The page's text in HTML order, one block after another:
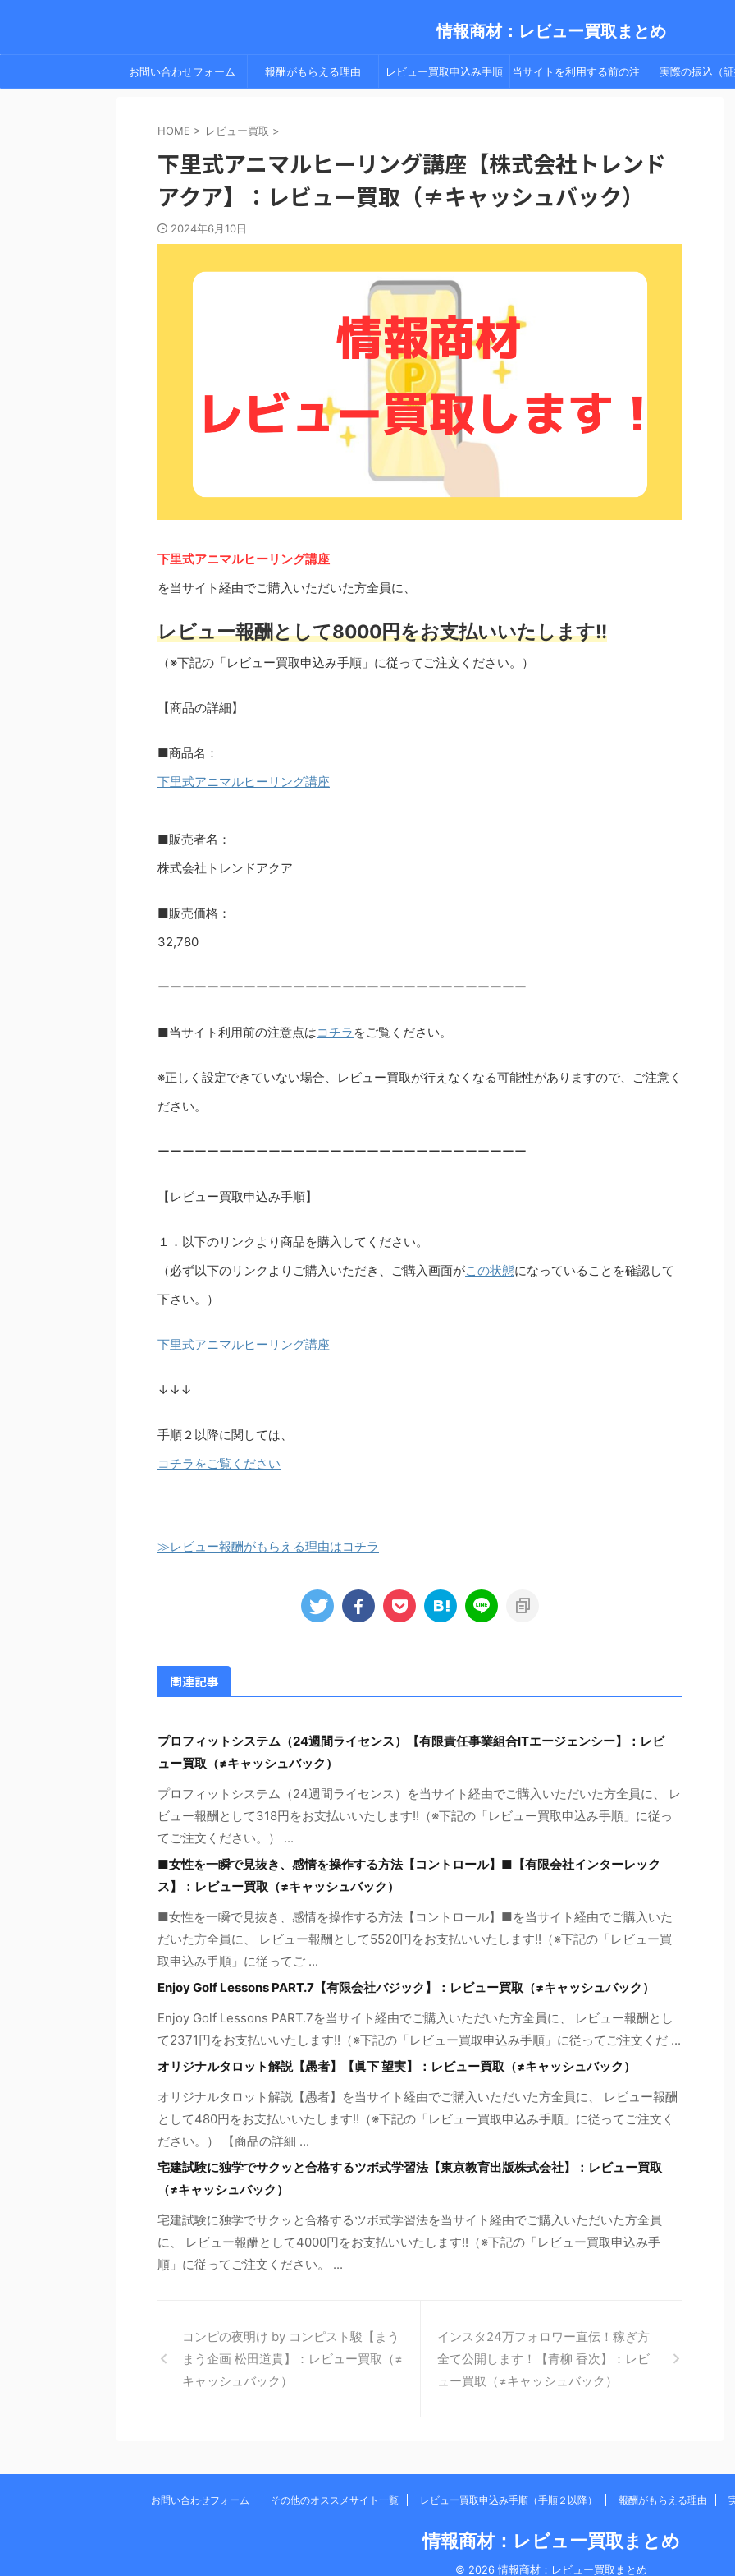
情報商材：レビュー買取まとめ
お問い合わせフォーム 報酬がもらえる理由 レビュー買取申込み手順 当サイトを利用する前の注 実際の振込（証
HOME > レビュー買取 >
下里式アニマルヒーリング講座【株式会社トレンド
アクア】：レビュー買取（≠キャッシュバック）
2024年6月10日
下里式アニマルヒーリング講座
を当サイト経由でご購入いただいた方全員に、
レビュー報酬として8000円をお支払いいたします!!
（※下記の「レビュー買取申込み手順」に従ってご注文ください。）
【商品の詳細】
■商品名：
下里式アニマルヒーリング講座
■販売者名：
株式会社トレンドアクア
■販売価格：
32,780
ーーーーーーーーーーーーーーーーーーーーーーーーーーーーーー
■当サイト利用前の注意点はコチラ をご覧ください。
※正しく設定できていない場合、レビュー買取が行えなくなる可能性がありますので、ご注意く
ださい。
ーーーーーーーーーーーーーーーーーーーーーーーーーーーーーー
【レビュー買取申込み手順】
１．以下のリンクより商品を購入してください。
（必ず以下のリンクよりご購入いただき、ご購入画面がこの状態になっていることを確認して
下さい。）
下里式アニマルヒーリング講座
↓↓↓
手順２以降に関しては、
コチラをご覧ください
≫レビュー報酬がもらえる理由はコチラ
関連記事
プロフィットシステム（24週間ライセンス）【有限責任事業組合ITエージェンシー】：レビ
ュー買取（≠キャッシュバック）
プロフィットシステム（24週間ライセンス）を当サイト経由でご購入いただいた方全員に、 レ
ビュー報酬として318円をお支払いいたします!!（※下記の「レビュー買取申込み手順」に従っ
てご注文ください。） ...
■女性を一瞬で見抜き、感情を操作する方法【コントロール】■【有限会社インターレック
ス】：レビュー買取（≠キャッシュバック）
■女性を一瞬で見抜き、感情を操作する方法【コントロール】■を当サイト経由でご購入いた
だいた方全員に、 レビュー報酬として5520円をお支払いいたします!!（※下記の「レビュー買
取申込み手順」に従ってご ...
Enjoy Golf Lessons PART.7【有限会社バジック】：レビュー買取（≠キャッシュバック）
Enjoy Golf Lessons PART.7を当サイト経由でご購入いただいた方全員に、 レビュー報酬とし
て2371円をお支払いいたします!!（※下記の「レビュー買取申込み手順」に従ってご注文くだ ...
オリジナルタロット解説【愚者】【眞下 望実】：レビュー買取（≠キャッシュバック）
オリジナルタロット解説【愚者】を当サイト経由でご購入いただいた方全員に、 レビュー報酬
として480円をお支払いいたします!!（※下記の「レビュー買取申込み手順」に従ってご注文く
ださい。） 【商品の詳細 ...
宅建試験に独学でサクッと合格するツボ式学習法【東京教育出版株式会社】：レビュー買取
（≠キャッシュバック）
宅建試験に独学でサクッと合格するツボ式学習法を当サイト経由でご購入いただいた方全員
に、 レビュー報酬として4000円をお支払いいたします!!（※下記の「レビュー買取申込み手
順」に従ってご注文ください。 ...
コンピの夜明け by コンピスト駿【まう
まう企画 松田道貴】：レビュー買取（≠
キャッシュバック）
インスタ24万フォロワー直伝！稼ぎ方
全て公開します！【青柳 香次】：レビ
ュー買取（≠キャッシュバック）
お問い合わせフォーム その他のオススメサイト一覧 レビュー買取申込み手順（手順２以降） 報酬がもらえる理由
情報商材：レビュー買取まとめ
© 2026 情報商材：レビュー買取まとめ